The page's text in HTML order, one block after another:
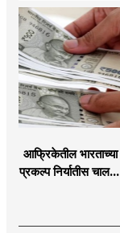
आफ्रिकेतील भारताच्या
प्रकल्प निर्यातीस चालना;
डॉलर्सची कर्जसुविधा